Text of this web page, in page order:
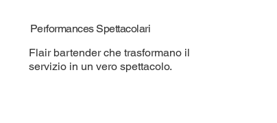
Performances Spettacolari
Flair bartender che trasformano il
servizio in un vero spettacolo.